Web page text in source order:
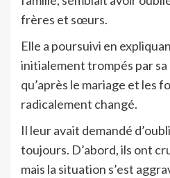
frères et sœurs.
Elle a poursuivi en
initialement trompés par
qu’après le mariage et les
radicalement changé.
Il leur avait demandé
toujours. D’abord, ils ont
mais la situation s’est